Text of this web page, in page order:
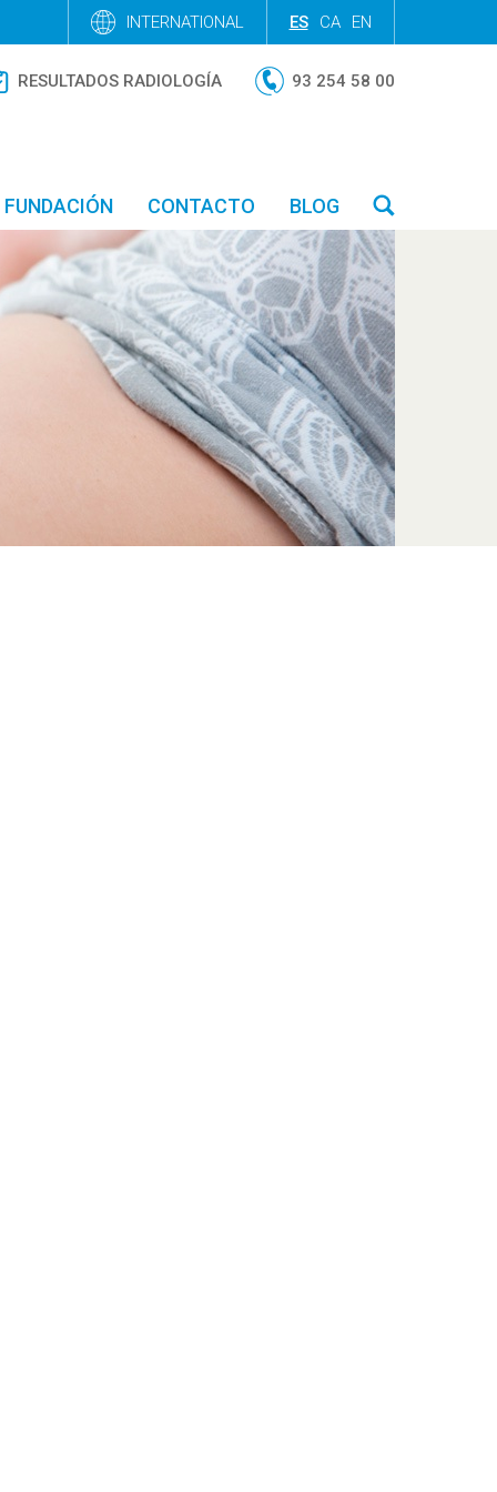
INTERNATIONAL ES CA EN
RESULTADOS RADIOLOGÍA 93 254 58 00
FUNDACIÓN CONTACTO BLOG